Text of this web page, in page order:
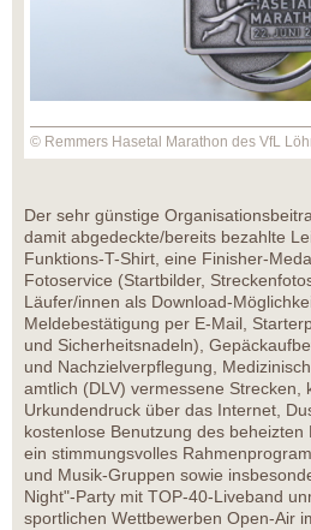
© Remmers Hasetal Marathon des VfL
Der sehr günstige
damit abgedeckte/bereits bezahlte
Funktions-T-Shirt, eine Finisher-
Fotoservice (Startbilder,
Läufer/innen als Download-
Meldebestätigung per E-Mail,
und Sicherheitsnadeln),
und Nachzielverpflegung,
amtlich (DLV) vermessene Strecken,
Urkundendruck über das Internet,
kostenlose Benutzung des
ein stimmungsvolles
und Musik-Gruppen sowie
Night"-Party mit TOP-40-Liveband
sportlichen Wettbewerben Open-Air